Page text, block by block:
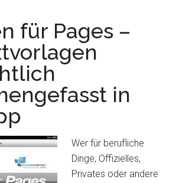
für Pages –
in
Wer für berufliche
Dinge, Offizielles,
Privates oder andere